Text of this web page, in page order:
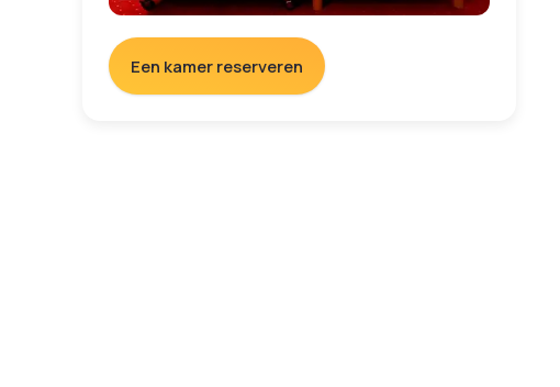
Een kamer reserveren